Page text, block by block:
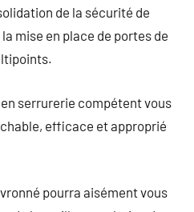
de la sécurité de
mise en place de portes de
serrurerie compétent vous
efficace et approprié
pourra aisément vous